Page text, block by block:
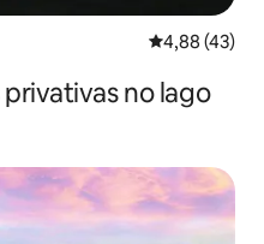
4,88 de uma
4,88 (43)
no lago